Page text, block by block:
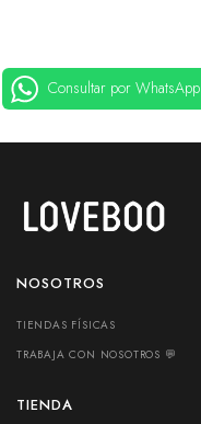
Consultar por WhatsApp
NOSOTROS
TIENDAS FÍSICAS
TRABAJA CON NOSOTROS 💬
TIENDA